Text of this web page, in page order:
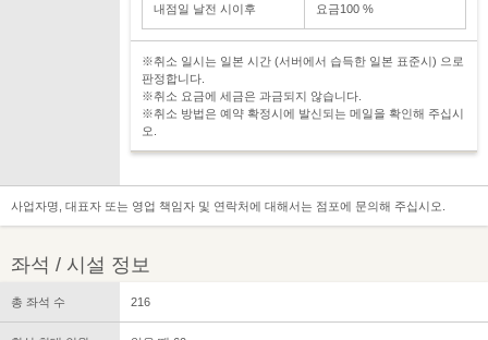
내점일 날전 시이후 요금100 %
※취소 일시는 일본 시간 (서버에서 습득한 일본 표준시) 으로
판정합니다.
※취소 요금에 세금은 과금되지 않습니다.
※취소 방법은 예약 확정시에 발신되는 메일을 확인해 주십시
오.
사업자명, 대표자 또는 영업 책임자 및 연락처에 대해서는 점포에 문의해 주십시오.
좌석 / 시설 정보
총 좌석 수 216